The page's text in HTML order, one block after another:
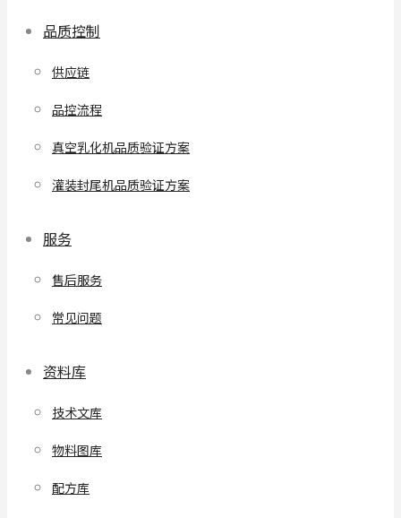
品质控制
供应链
品控流程
真空乳化机品质验证方案
灌装封尾机品质验证方案
服务
售后服务
常见问题
资料库
技术文库
物料图库
配方库